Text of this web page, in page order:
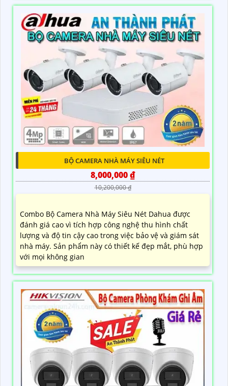
BỘ CAMERA NHÀ MÁY SIÊU NÉT
8,000,000 ₫
10,200,000 ₫
Combo Bộ Camera Nhà Máy Siêu Nét Dahua được
đánh giá cao vì tích hợp công nghệ thu hình chất
lượng và độ tin cậy cao trong việc bảo vệ và giám sát
nhà máy. Sản phẩm này có thiết kế đẹp mắt, phù hợp
với mọi không gian